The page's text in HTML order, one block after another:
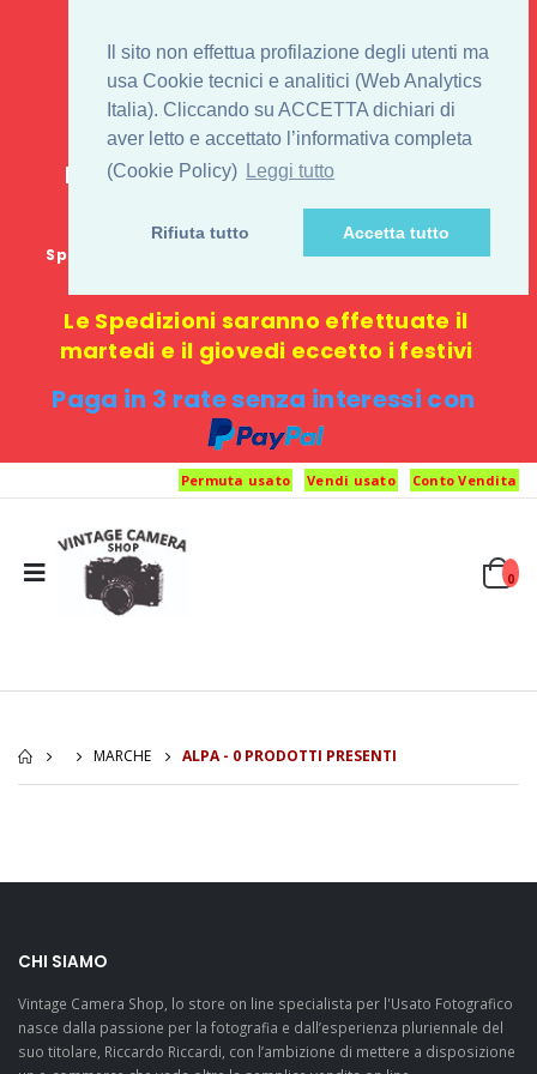
Il sito non effettua profilazione degli utenti ma
usa Cookie tecnici e analitici (Web Analytics
Italia). Cliccando su ACCETTA dichiari di
aver letto e accettato l’informativa completa
(Cookie Policy) Leggi tutto
Rifiuta tutto Accetta tutto
IL 1° STORE ON LINE
PENTAX USATO E
NUOVO
E-commerce 100% online: nessun
negozio fisico o punto di ritiro
Spedizione GRATUITA in Italia con spesa minima di
Le Spedizioni saranno effettuate il
martedi e il giovedi eccetto i festivi
Paga in 3 rate senza interessi con
Permuta usato Vendi usato Conto Vendita
0
MARCHE ALPA - 0 PRODOTTI PRESENTI
CHI SIAMO
Vintage Camera Shop, lo store on line specialista per l'Usato Fotografico
nasce dalla passione per la fotografia e dall’esperienza pluriennale del
suo titolare, Riccardo Riccardi, con l’ambizione di mettere a disposizione